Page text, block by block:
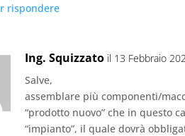
rispondere
Ing. Squizzato il 13 Febbraio
Salve,
assemblare più componenti/
“prodotto nuovo” che in questo
“impianto”, il quale dovrà